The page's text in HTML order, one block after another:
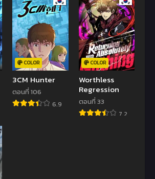
COLOR
3CM Hunter
ตอนที่ 106
6.9
COLOR
Worthless
Regression
ตอนที่ 33
7.2